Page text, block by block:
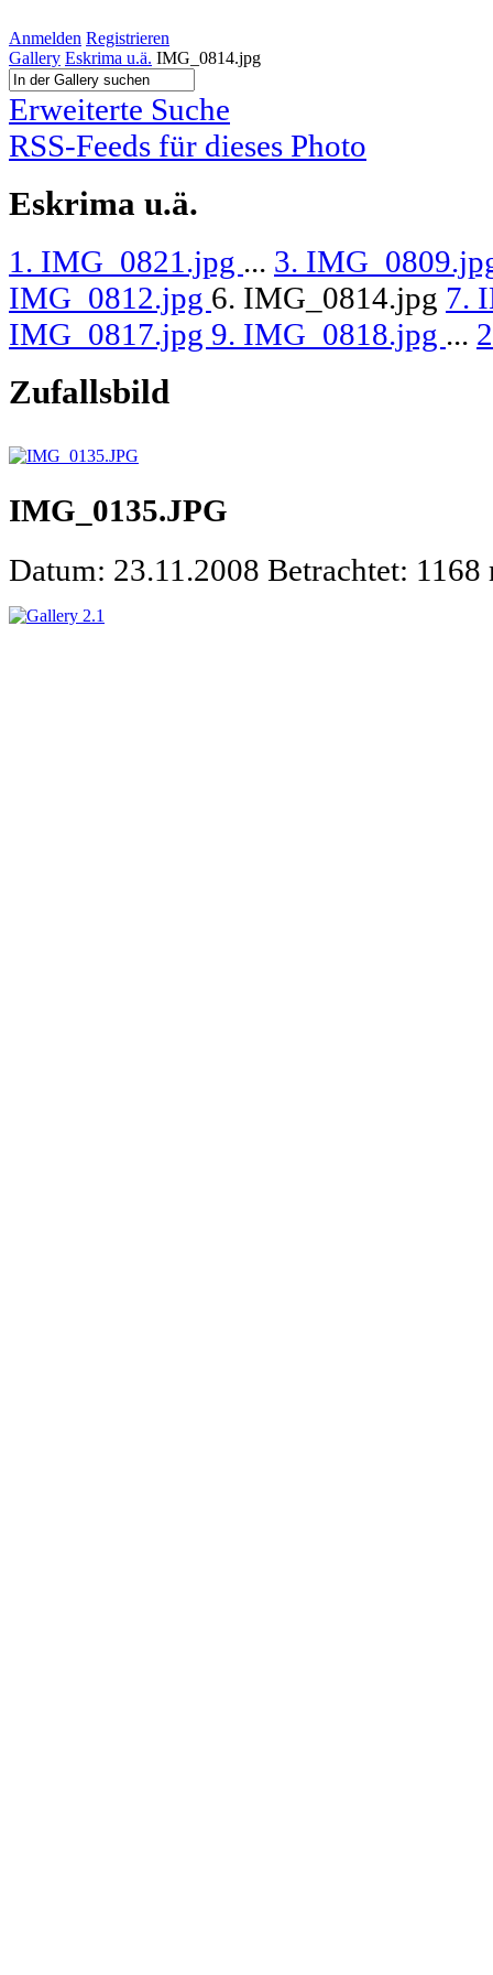
Anmelden Registrieren
Gallery Eskrima u.ä. IMG_0814.jpg
Erweiterte Suche
RSS-Feeds für dieses Photo
Eskrima u.ä.
1. IMG_0821.jpg ... 3.
IMG_0812.jpg 6. IMG_0814.jpg 7.
IMG_0817.jpg 9. IMG_0818.jpg ...
Zufallsbild
IMG_0135.JPG
Datum: 23.11.2008 Betrachtet: 1168